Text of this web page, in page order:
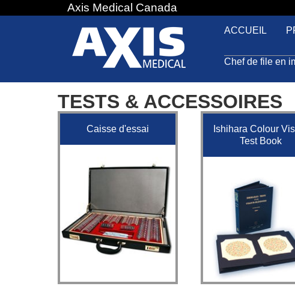
to
Axis Medical Canada
ACCUEIL
Chef de file en
TESTS & ACCESSOIRES
Caisse d'essai
Ishihara Colour
Test Book